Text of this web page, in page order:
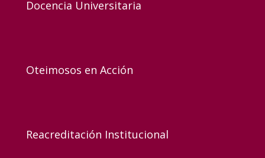
Docencia Universitaria
Oteimosos en Acción
Reacreditación Institucional